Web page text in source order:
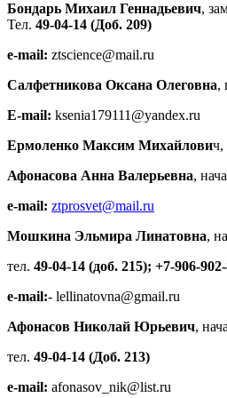
Бондарь Михаил Геннадьевич,
Тел. 49-04-14 (Доб. 209)
е-mail: ztscience@mail.ru
Салфетникова Оксана Олеговна,
E-mail: ksenia179111@yandex.ru
Ермоленко Максим Михайлович,
Афонасова Анна Валерьевна,
e-mail: ztprosvet@mail.ru
Мошкина Эльмира Линатовна,
тел. 49-04-14 (доб. 215); +7-906-
e-mail:- lellinatovna@gmail.ru
Афонасов Николай Юрьевич,
тел. 49-04-14 (Доб. 213)
e-mail: afonasov_nik@list.ru